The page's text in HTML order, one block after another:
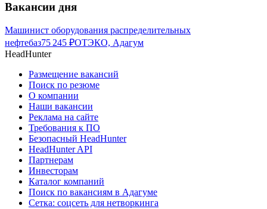
Вакансии дня
Машинист оборудования распределительных
нефтебаз75 245 ₽ОТЭКО, Адагум
HeadHunter
Размещение вакансий
Поиск по резюме
О компании
Наши вакансии
Реклама на сайте
Требования к ПО
Безопасный HeadHunter
HeadHunter API
Партнерам
Инвесторам
Каталог компаний
Поиск по вакансиям в Адагуме
Сетка: соцсеть для нетворкинга